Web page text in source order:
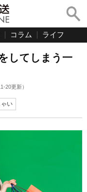
コラム ライフ
してしまう一
20更新）
ゃい